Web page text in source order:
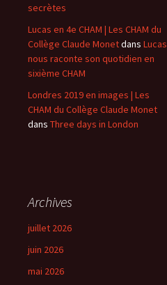
secrètes
Lucas en 4e CHAM | Les CHAM du
Collège Claude Monetdans Lucas
nous raconte son quotidien en
sixième CHAM
Londres 2019 en images | Les
CHAM du Collège Claude Monet
dans Three days in London
Archives
juillet 2026
juin 2026
mai 2026